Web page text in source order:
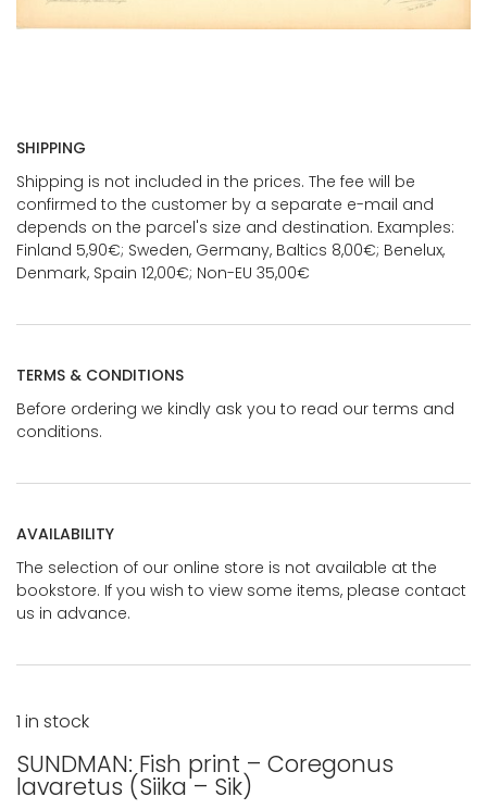
SHIPPING
Shipping is not included in the prices. The fee will be
confirmed to the customer by a separate e-mail and
depends on the parcel's size and destination. Examples:
Finland 5,90€; Sweden, Germany, Baltics 8,00€; Benelux,
Denmark, Spain 12,00€; Non-EU 35,00€
TERMS & CONDITIONS
Before ordering we kindly ask you to read our terms and
conditions.
AVAILABILITY
The selection of our online store is not available at the
bookstore. If you wish to view some items, please contact
us in advance.
SUNDMAN: Fish print – Coregonus
lavaretus (Siika – Sik)
1 in stock